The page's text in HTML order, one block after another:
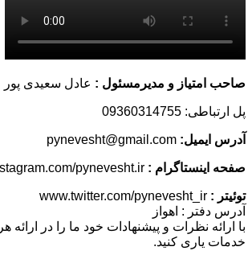
صاحب امتیاز و مدیرمسئول : عادل سعیدی پور
پل ارتباطی: 09360314755
آدرس ایمیل:
صفحه اینستاگرام :
توئیتر :
آدرس دفتر : اهواز
با ارائه نظرات و پیشنهادات خود ما را در ارائه
خدمات یاری کنید.